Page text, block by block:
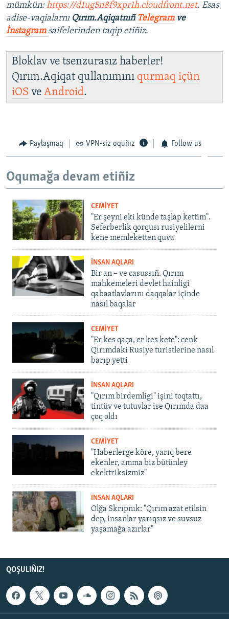
mümkün:https://d1ug5n8f9xpr1h.cloudfront.net. Esas
adise-vaqialarnı Qırım.AqiqatnıñTelegramve
İnstagram saifelerinden taqip etiñiz.
Bloklav ve tsenzurasız haberler!
Qırım.Aqiqat qullanımını qurmaq içün
iOS ve Android.
Paylaşmaq VPN-siz oquñız Follow us
Oqumağa devam etiñiz
CEMİYET
"Er şeyni eki künde taşlap kettim".
Seferberlik qorqusı rusiyelilerni
kene memleketten quva
İNSAN AQLARI
Bir an – ve casussıñ. Qırım
mahkemeleri devlet hainligi
qabaatlavlarını daqqalar içinde
nasıl baqalar
CEMİYET
"Er kes qaça, er kes kete": cenk
Qırımdaki Rusiye turistlerine nasıl
barıp yetti
İNSAN AQLARI
"Qırım birdemligi" işini toqtattı,
tintüv ve tutuvlar ise Qırımda daa
çoq oldı
CEMİYET
"Haberlerge köre, yarıq bere
ekenler, amma biz bütünley
ekektriksizmiz"
İNSAN AQLARI
Olğa Skrıpnık: "Qırım azat etilsin
dep, insanlar yarıqsız ve suvsuz
yaşamağa azırlar"
QOŞULIÑIZ!